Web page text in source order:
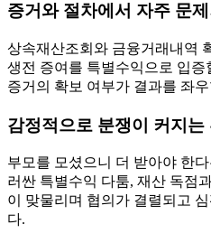
증거와 절차에서 자주 문
상속재산조회와 금융거래내역
생전 증여를 특별수익으로 입
증거의 확보 여부가 결과를 좌
감정적으로 분쟁이 커지는
부모를 모셨으니 더 받아야 한
러싼 특별수익 다툼, 재산 독점
이 맞물리며 협의가 결렬되고
다.